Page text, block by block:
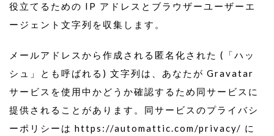
役立てるための IP アドレスとブラウザーユーザーエ
ージェント文字列を収集します。
メールアドレスから作成される匿名化された (「ハッ
シュ」とも呼ばれる) 文字列は、あなたが Gravatar
サービスを使用中かどうか確認するため同サービスに
提供されることがあります。同サービスのプライバシ
ーポリシーは https://automattic.com/privacy/ に